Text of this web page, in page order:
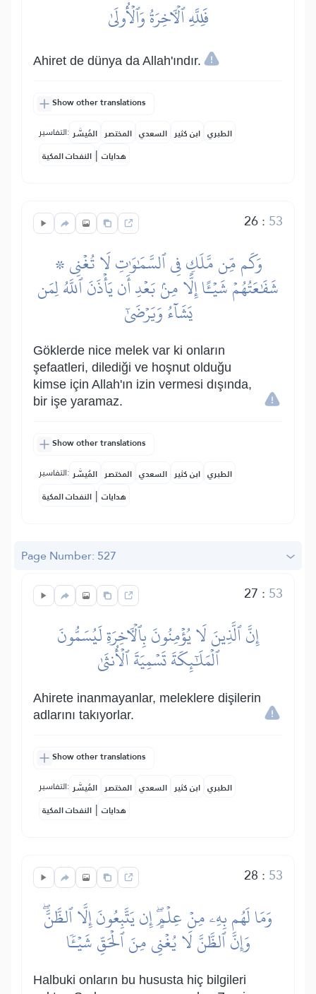
فَلِلَّهِ ٱلۡأٓخِرَةُ وَٱلۡأُولَىٰ
Ahiret de dünya da Allah'ındır.
Show other translations
التفاسير: المُيسَّر المختصر السعدي ابن كثير الطبري
النفحات المكية | هدايات
26: 53
۞ وَكَم مِّن مَّلَكٖ فِي ٱلسَّمَٰوَٰتِ لَا تُغۡنِي
شَفَٰعَتُهُمۡ شَيۡـًٔا إِلَّا مِنۢ بَعۡدِ أَن يَأۡذَنَ ٱللَّهُ لِمَن
يَشَآءُ وَيَرۡضَىٰٓ
Göklerde nice melek var ki onların
şefaatleri, dilediği ve hoşnut olduğu
kimse için Allah'ın izin vermesi dışında,
bir işe yaramaz.
Show other translations
التفاسير: المُيسَّر المختصر السعدي ابن كثير الطبري
النفحات المكية | هدايات
Page Number: 527
27 : 53
إِنَّ ٱلَّذِينَ لَا يُؤۡمِنُونَ بِٱلۡأٓخِرَةِ لَيُسَمُّونَ
ٱلۡمَلَٰٓئِكَةَ تَسۡمِيَةَ ٱلۡأُنثَىٰ
Ahirete inanmayanlar, meleklere dişilerin
adlarını takıyorlar.
Show other translations
التفاسير: المُيسَّر المختصر السعدي ابن كثير الطبري
النفحات المكية | هدايات
28 : 53
وَمَا لَهُم بِهِۦ مِنۡ عِلۡمٍۖ إِن يَتَّبِعُونَ إِلَّا ٱلظَّنَّۖ
وَإِنَّ ٱلظَّنَّ لَا يُغۡنِي مِنَ ٱلۡحَقِّ شَيۡـٔٗا
Halbuki onların bu hususta hiç bilgileri